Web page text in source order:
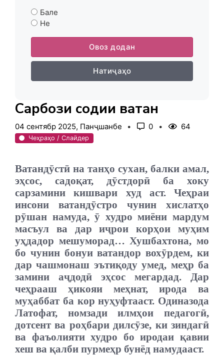
Бале
Не
Овоз додан
Натиҷаҳо
Сарбози содиқи ватан
04 сентябр 2025, Панҷшанбе 0 64
Чеҳраҳо / Слайдер
Ватандӯстӣ на танҳо сухан, балки амал,
эҳсос, садоқат, дӯстдорӣ ба хоку
сарзамини кишвари худ аст. Чеҳраи
инсони ватандӯстро чунин хислатҳо
рӯшан намуда, ӯ худро миёни мардум
масъул ва дар иҷрои корҳои муҳим
уҳдадор мешуморад… Хушбахтона, мо
бо чунин бонуи ватандор вохӯрдем, ки
дар чашмонаш эътиқоду умед, меҳр ба
замини аҷдодӣ эҳсос мегардад. Дар
чеҳрааш ҳикояи меҳнат, ирода ва
муҳаббат ба кор нуҳуфтааст. Одиназода
Латофат, номзади илмҳои педагогӣ,
дотсент ва роҳбари дилсӯзе, ки зиндагӣ
ва фаъолияти худро бо иродаи қавии
хеш ва қалби пурмеҳр бунёд намудааст.